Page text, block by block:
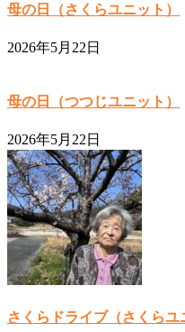
母の日（さくらユニット）
2026年5月22日
母の日（つつじユニット）
2026年5月22日
さくらドライブ（さくらユ